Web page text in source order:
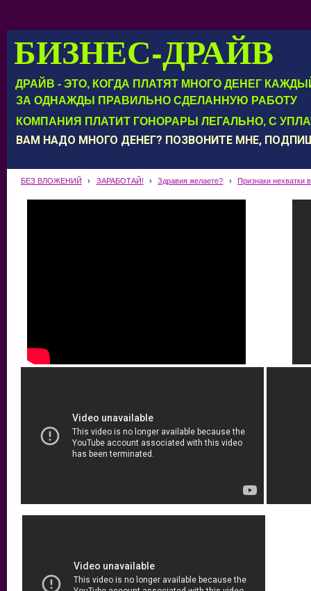
БИЗНЕС-ДРАЙВ
ДРАЙВ - ЭТО, КОГДА ПЛАТЯТ МНОГО ДЕНЕГ
КОМПАНИЯ ПЛАТИТ ГОНОРАРЫ ЛЕГАЛЬНО, С
ЗА ОДНАЖДЫ ПРАВИЛЬНО СДЕЛАННУЮ РАБОТУ
ВАМ НАДО МНОГО ДЕНЕГ? ПОЗВОНИТЕ МНЕ,
БЕЗ ВЛОЖЕНИЙ › ЗАРАБОТАЙ! › Здравия желаете? › Признаки нехватки